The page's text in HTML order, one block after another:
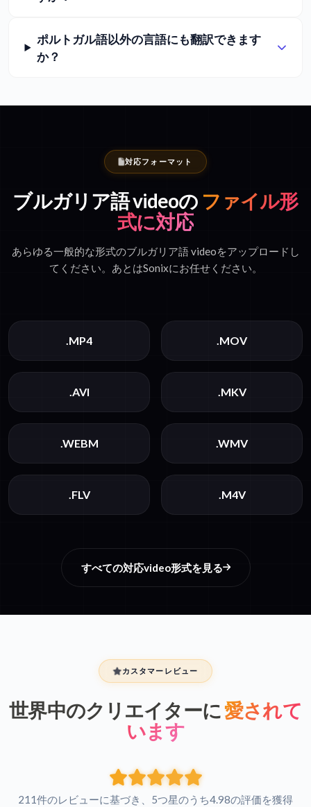
ポルトガル語以外の言語にも翻訳できます
か？
対応フォーマット
ブルガリア語 videoの ファイル形
式に対応
あらゆる一般的な形式のブルガリア語 videoをアップロードし
てください。あとはSonixにお任せください。
.MP4 .MOV
.AVI .MKV
.WEBM .WMV
.FLV .M4V
すべての対応video形式を見る
カスタマーレビュー
世界中のクリエイターに愛されて
います
211件のレビューに基づき、5つ星のうち4.98の評価を獲得